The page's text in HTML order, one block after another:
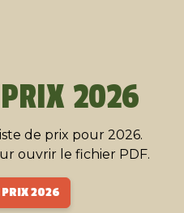
2026
de prix pour 2026.
ouvrir le fichier PDF.
PRIX 2026